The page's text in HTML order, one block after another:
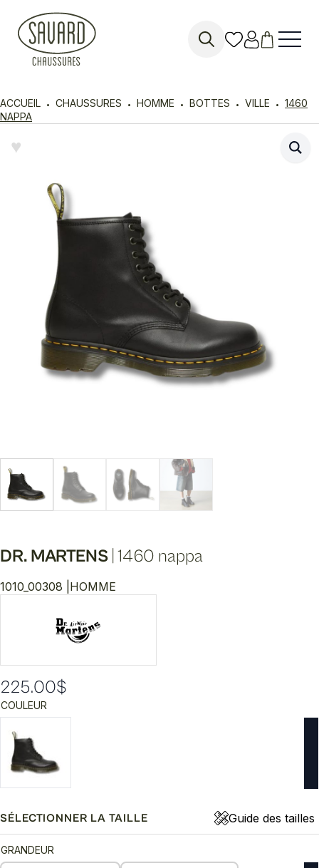
ACCUEIL CHAUSSURES HOMME BOTTES VILLE
1460
NAPPA
♥︎
DR. MARTENS 1460 nappa
1010_00308 | HOMME
225.00$
COULEUR
SÉLECTIONNER LA TAILLE Guide des tailles
GRANDEUR